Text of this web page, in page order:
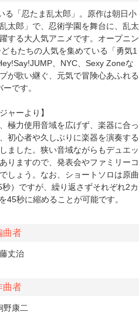
「忍たま乱太郎」。原作は朝日小
太郎」で、忍術学園を舞台に、乱太
する大人気アニメです。オープニン
もたちの人気を集めている「勇気1
、NYC、Sexy Zoneな
が歌い継ぐ、元気で冒険心あふれる
です。
ャーより】
極力使用音域を広げず、楽器に合っ
初心者や久しぶりに楽器を演奏する
ました。狭い音域ながらもデュエッ
りますので、発表会やファミリーコ
しょう。なお、ショートソロは原曲
）ですが、繰り返さずそれぞれ2カ
45秒に縮めることが可能です。
曲者
丈治
曲者
野康二